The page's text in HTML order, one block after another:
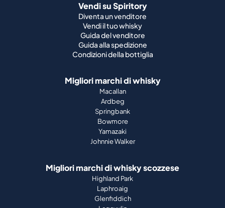
Vendi su Spiritory
Diventa un venditore
Vendi il tuo whisky
Guida del venditore
Guida alla spedizione
Condizioni della bottiglia
Migliori marchi di whisky
Macallan
Ardbeg
Springbank
Bowmore
Yamazaki
Johnnie Walker
Migliori marchi di whisky scozzese
Highland Park
Laphroaig
Glenfiddich